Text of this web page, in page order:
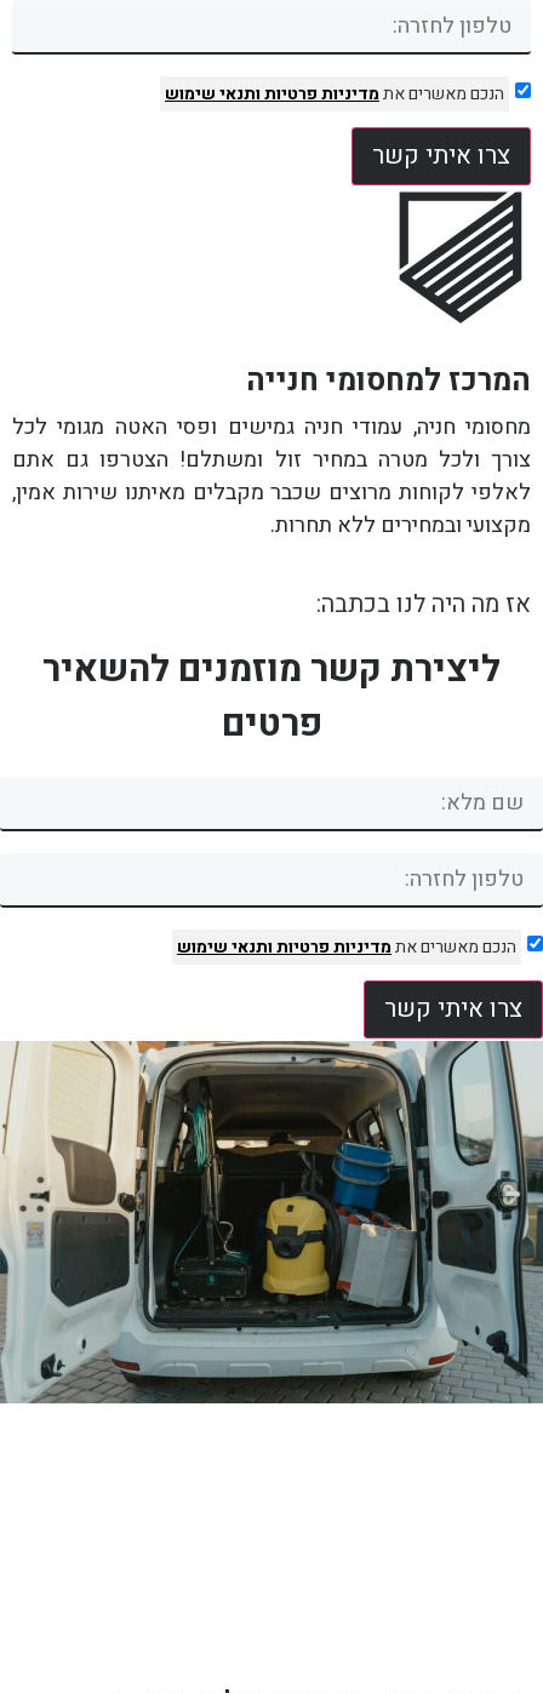
הנכם מאשרים אתמדיניות פרטיותותנאי שימוש
צרו איתי קשר
המרכז למחסומי חנייה
מחסומי חניה, עמודי חניה גמישים ופסי האטה מגומי לכל
צורך ולכל מטרה במחיר זול ומשתלם! הצטרפו גם אתם
לאלפי לקוחות מרוצים שכבר מקבלים מאיתנו שירות אמין,
מקצועי ובמחירים ללא תחרות.
אז מה היה לנו בכתבה:
ליצירת קשר מוזמנים להשאיר
פרטים
הנכם מאשרים אתמדיניות פרטיותותנאי שימוש
צרו איתי קשר